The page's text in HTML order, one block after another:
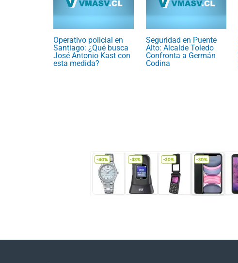
Operativo policial en
Santiago: ¿Qué busca
José Antonio Kast con
esta medida?
Seguridad en Puente
Alto: Alcalde Toledo
Confronta a Germán
Codina